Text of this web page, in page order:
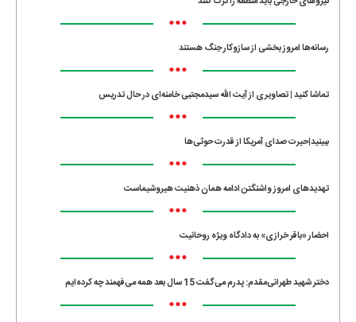
•••
رسانه‌ها امروز بخشی از سازوکار جنگ هستند
•••
تماشا کنید | تصاویری از آیت الله سیدمجتبی خامنه‌ای در حال تدریس
•••
ببینید|حیرت صدای آمریکا از قدرت حوثی‌ها
•••
تهدیدهای امروز واشنگتن ادامه همان ذهنیت هیروشیماست
•••
احضار «باقر خرازی» به دادگاه ویژه روحانیت
•••
دختر شهید طهرانی‌مقدم: پدرم می‌گفت 15 سال بعد همه می‌فهمند چه کرده‌ایم
•••